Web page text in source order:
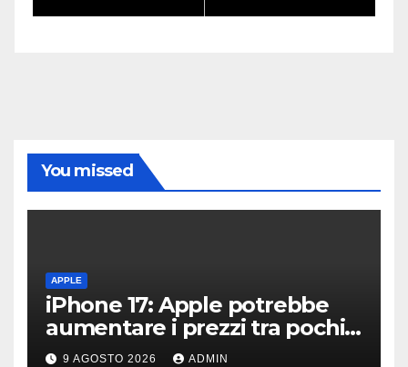
You missed
APPLE
iPhone 17: Apple potrebbe
aumentare i prezzi tra pochi
giorni
9 AGOSTO 2026 ADMIN